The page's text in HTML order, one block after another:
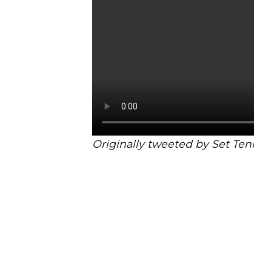
Originally tweeted by Set